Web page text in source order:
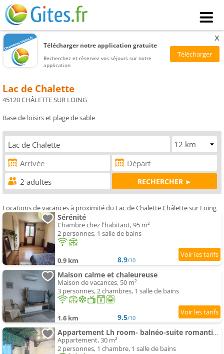
Télécharger notre application gratuite
Recherchez et réservez vos séjours sur notre
application
x
Lac de Chalette
45120 CHÂLETTE SUR LOING
Base de loisirs et plage de sable
Locations de vacances à proximité du Lac de Chalette Châlette sur Loing
Sérénité
Chambre chez l'habitant, 95 m²
2 personnes, 1 salle de bains
0.9 km 8.9/10
Maison calme et chaleureuse
Maison de vacances, 50 m²
3 personnes, 2 chambres, 1 salle de bains
1.6 km 9.5/10
Appartement Lh room- balnéo-suite romantique
Appartement, 30 m²
2 personnes, 1 chambre, 1 salle de bains